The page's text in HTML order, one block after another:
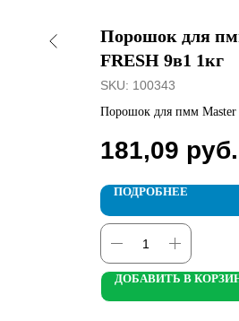
Порошок для
FRESH 9в1 1кг
SKU: 100343
Порошок для пмм Master
181,09 руб.
ПОДРОБНЕЕ
ДОБАВИТЬ В